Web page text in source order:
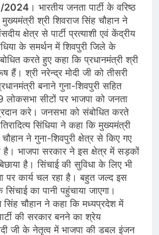
2024 । भारतीय जनता पार्टी के वरिष्ठ
श्री शिवराज सिंह चौहान ने
क्षेत्र से पार्टी प्रत्याशी एवं केंद्रीय
के समर्थन में शिवपुरी जिले के
करते हुए कहा कि प्रधानमंत्री श्री
हैं। श्री नरेन्द्र मोदी जी को तीसरी
बनाने गुना-शिवपुरी सहित
सीटों पर भाजपा को जनता
करे। जनसभा को संबोधित करते
सिंधिया ने कहा कि मुख्यमंत्री
ने गुना-शिवपुरी क्षेत्र से किए गए
है। भाजपा सरकार ने इस क्षेत्र में सड़कों
है। सिंचाई की सुविधा के लिए भी
पर कार्य चल रहा है। बहुत जल्द इस
का पानी पहुंचाया जाएगा।
सिंह चौहान ने कहा कि मध्यप्रदेश में
की सरकार बनने का श्रेय
जी के नेतृत्व में भाजपा की डबल इंजन